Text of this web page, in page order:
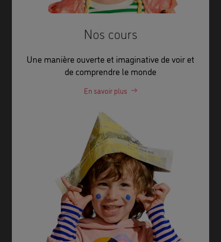
Nos cours
Une manière ouverte et imaginative de voir et
de comprendre le monde
En savoir plus